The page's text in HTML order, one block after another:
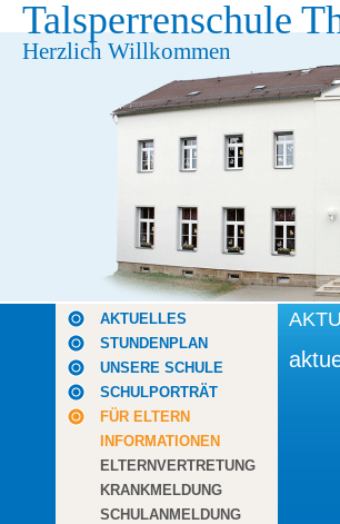
Talsperrenschule
Herzlich Willkommen
AKTUELLES
STUNDENPLAN
UNSERE SCHULE
SCHULPORTRÄT
FÜR ELTERN
INFORMATIONEN
ELTERNVERTRETUNG
KRANKMELDUNG
SCHULANMELDUNG